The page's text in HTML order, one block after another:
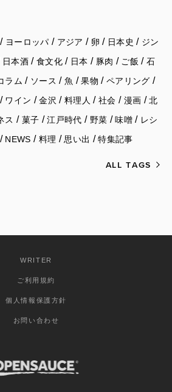
/ ヨーロッパ / アジア / 卵 / 日本史 / ジン
日本酒 /食文化 / 日本 / 豚肉 / ご飯 / 石
ラム / ソース /魚 /果物 / ペアリング /
/ ワイン /金沢 /料理人 / 社会 / 漫画 /北
ス / 菓子 /江戸時代 / 野菜 /味噌/ レシ
/ NEWS / 料理 / 思い出 /特集記事
ALL TAGS
WRITER
ご利用規約
個人情報保護方針
お問い合わせ